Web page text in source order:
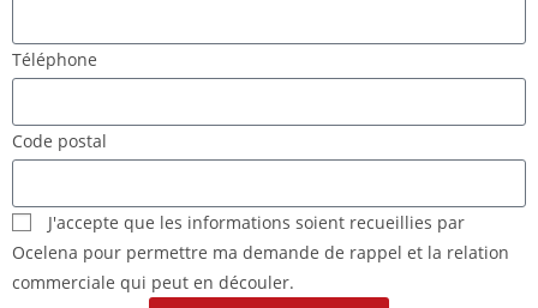
Téléphone
Code postal
J'accepte que les informations soient recueillies par
Ocelena pour permettre ma demande de rappel et la relation
commerciale qui peut en découler.